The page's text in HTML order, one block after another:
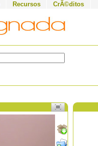
Recursos CrÃ©ditos